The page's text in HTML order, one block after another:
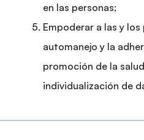
en las personas;
Empoderar a las y
automanejo y la
promoción de la
individualización de